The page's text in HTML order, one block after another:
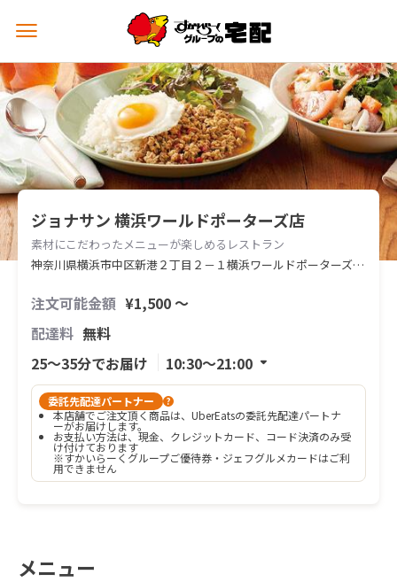
メ
ュ
ー
を
開
く
ジョナサン 横浜ワールドポーターズ店
素材にこだわったメニューが楽しめるレストラン
神奈川県横浜市中区新港２丁目２－１横浜ワールドポーターズ２Ｆ
注文可能金額 ¥1,500 〜
配達料 無料
25〜35分でお届け
10:30〜21:00
委託先配達パートナー ?
本店舗でご注文頂く商品は、UberEatsの委託先配達パートナ
ーがお届けします。
お支払い方法は、現金、クレジットカード、コード決済のみ受
け付けております
※すかいらーくグループご優待券・ジェフグルメカードはご利
用できません
メニュー